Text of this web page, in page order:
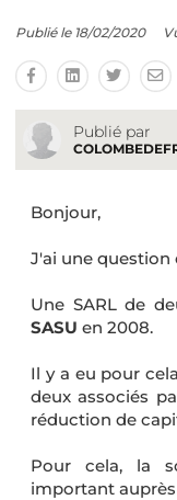
Publié le 18/02/2020
Publié par
Bonjour,
J'ai une question
Une SARL de
SASU en 2008.
Il y a eu pour
deux associés
réduction de
Pour cela, la
important